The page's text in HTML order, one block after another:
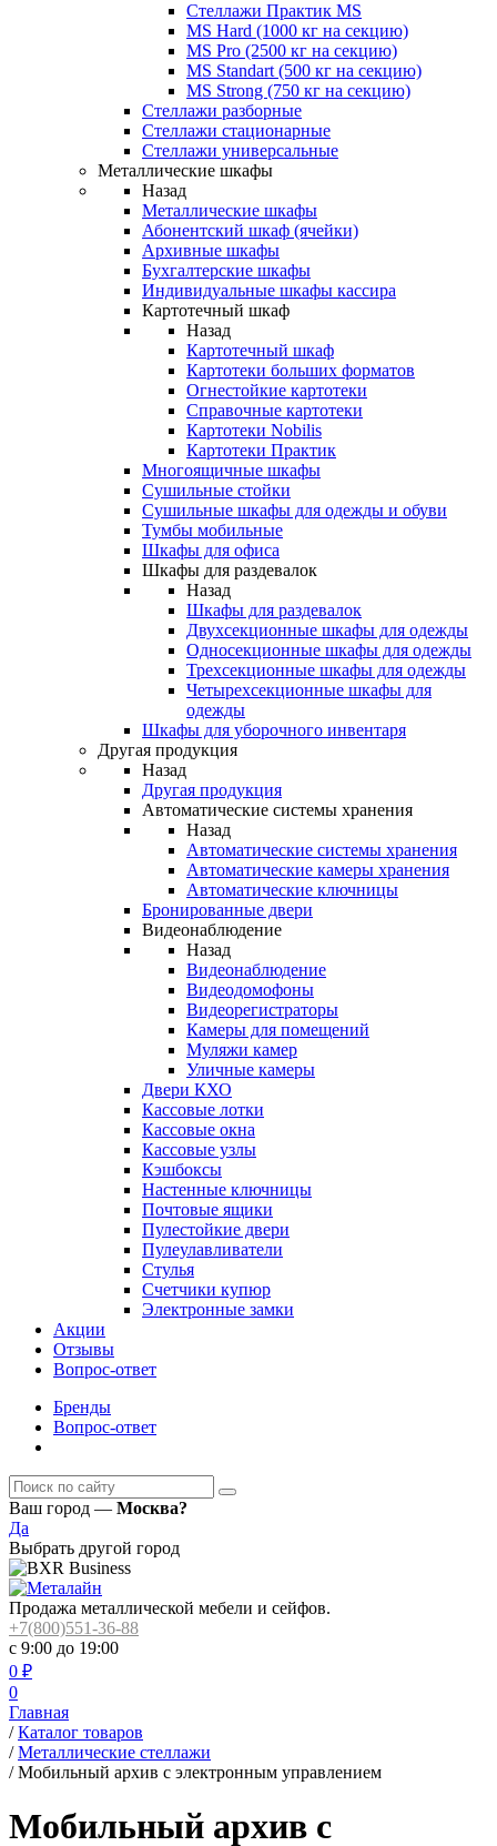
Стеллажи Практик MS
MS Hard (1000 кг на секцию)
MS Pro (2500 кг на секцию)
MS Standart (500 кг на секцию)
MS Strong (750 кг на секцию)
Стеллажи разборные
Стеллажи стационарные
Стеллажи универсальные
Металлические шкафы
Назад
Металлические шкафы
Абонентский шкаф (ячейки)
Архивные шкафы
Бухгалтерские шкафы
Индивидуальные шкафы кассира
Картотечный шкаф
Назад
Картотечный шкаф
Картотеки больших форматов
Огнестойкие картотеки
Справочные картотеки
Картотеки Nobilis
Картотеки Практик
Многоящичные шкафы
Сушильные стойки
Сушильные шкафы для одежды и обуви
Тумбы мобильные
Шкафы для офиса
Шкафы для раздевалок
Назад
Шкафы для раздевалок
Двухсекционные шкафы для одежды
Односекционные шкафы для одежды
Трехсекционные шкафы для одежды
Четырехсекционные шкафы для
одежды
Шкафы для уборочного инвентаря
Другая продукция
Назад
Другая продукция
Автоматические системы хранения
Назад
Автоматические системы хранения
Автоматические камеры хранения
Автоматические ключницы
Бронированные двери
Видеонаблюдение
Назад
Видеонаблюдение
Видеодомофоны
Видеорегистраторы
Камеры для помещений
Муляжи камер
Уличные камеры
Двери КХО
Кассовые лотки
Кассовые окна
Кассовые узлы
Кэшбоксы
Настенные ключницы
Почтовые ящики
Пулестойкие двери
Пулеулавливатели
Стулья
Счетчики купюр
Электронные замки
Акции
Отзывы
Вопрос-ответ
Бренды
Вопрос-ответ
Ваш город — Москва?
Да
Выбрать другой город
Продажа металлической мебели и сейфов.
+7(800)551-36-88
с 9:00 до 19:00
0 ₽
0
Главная
/ Каталог товаров
/ Металлические стеллажи
/ Мобильный архив с электронным управлением
Мобильный архив с